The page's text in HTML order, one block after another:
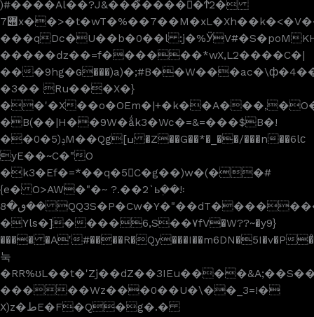
)#����Al��?J&���̃�����ٰϮ2�
݋7x��>�t�wT�%��7��M�xL�Xh��k�<�V����:����
���qDc�U��b�0��l :j�%ӰV#�S�poM
�����ǳ��=f������*wX,L2����C�|
��
�3�� Ru���X�}
��'�X
�B(��|H��9W�ǻk3�Wc�=&=���$B�!
��0�ݚ(5M��Qg[ߎ �Z��G��*�_��/���n��6lϲ
yE��~C�"O
�k3�Ef�=*��q�5C�g��)w�(��#
{e� O>AW�"�~ ?.��2`ьٖ܃!��
��ٯ�8 QQ3S�P�Cw�Y�"��dT�������Dy��
�Yls�]����6,S��٧fV�W??~�y9}
���� �A'#����R�Qy���I��m6DN�5I�v�P�̊
눅
�����Wz���0��U�\��_3=!�
X)z�طE�F�Q�g�.�